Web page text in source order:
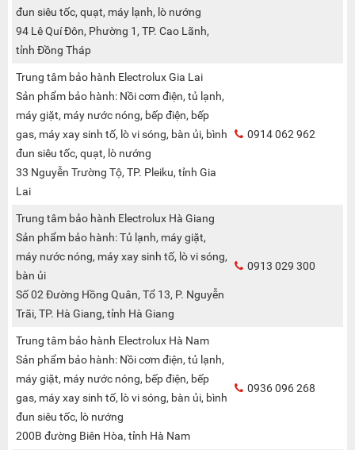
đun siêu tốc, quạt, máy lạnh, lò nướng
94 Lê Quí Đôn, Phường 1, TP. Cao Lãnh,
tỉnh Đồng Tháp
Trung tâm bảo hành Electrolux Gia Lai
Sản phẩm bảo hành: Nồi cơm điện, tủ lạnh,
máy giặt, máy nước nóng, bếp điện, bếp
gas, máy xay sinh tố, lò vi sóng, bàn ủi, bình
đun siêu tốc, quạt, lò nướng
33 Nguyễn Trường Tộ, TP. Pleiku, tỉnh Gia
Lai
0914 062 962
Trung tâm bảo hành Electrolux Hà Giang
Sản phẩm bảo hành: Tủ lạnh, máy giặt,
máy nước nóng, máy xay sinh tố, lò vi sóng,
bàn ủi
Số 02 Đường Hồng Quân, Tổ 13, P. Nguyễn
Trãi, TP. Hà Giang, tỉnh Hà Giang
0913 029 300
Trung tâm bảo hành Electrolux Hà Nam
Sản phẩm bảo hành: Nồi cơm điện, tủ lạnh,
máy giặt, máy nước nóng, bếp điện, bếp
gas, máy xay sinh tố, lò vi sóng, bàn ủi, bình
đun siêu tốc, lò nướng
200B đường Biên Hòa, tỉnh Hà Nam
0936 096 268